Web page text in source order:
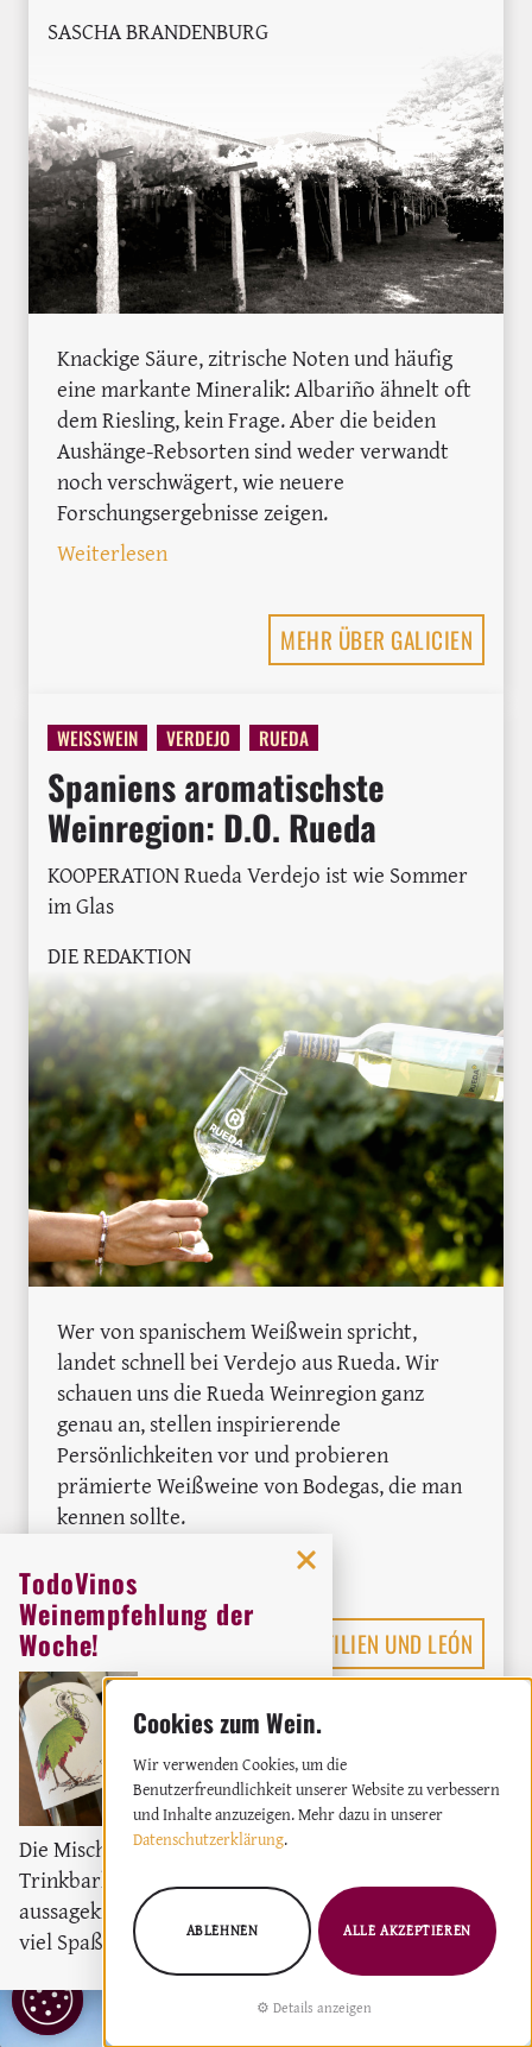
COOKIE
EINSTELLUNGEN
SASCHA BRANDENBURG
Knackige Säure, zitrische Noten und häufig
eine markante Mineralik: Albariño ähnelt oft
dem Riesling, kein Frage. Aber die beiden
Aushänge-Rebsorten sind weder verwandt
noch verschwägert, wie neuere
Forschungsergebnisse zeigen.
Weiterlesen: Albariño vs. Riesling: Wie ähnlich
MEHR ÜBER GALICIEN
WEISSWEIN VERDEJO RUEDA
Spaniens aromatischste
Weinregion: D.O. Rueda
KOOPERATION Rueda Verdejo ist wie Sommer
im Glas
DIE REDAKTION
Wer von spanischem Weißwein spricht,
landet schnell bei Verdejo aus Rueda. Wir
schauen uns die Rueda Weinregion ganz
genau an, stellen inspirierende
Persönlichkeiten vor und probieren
prämierte Weißweine von Bodegas, die man
kennen sollte.
: Spaniens aromatischste Weinregion:
MEHR ÜBER KASTILIEN UND LEÓN
Entdecke die Weinregion
Spanien!
TodoVinos
Weinempfehlung der
Woche!
Orig
Weingut:Miquel Oliver
Weißwein
2023
Die Mischung aus moderne
Trinkbarkeit und
aussagekräftigem Wein macht
viel Spaß und hält bei Laune.
Wir verwenden Cookies, um die
Benutzerfreundlichkeit unserer Website zu verbessern
und Inhalte anzuzeigen. Mehr dazu in unserer
Datenschutzerklärung.
Details anzeigen
ABLEHNEN ALLE AKZEPTIEREN